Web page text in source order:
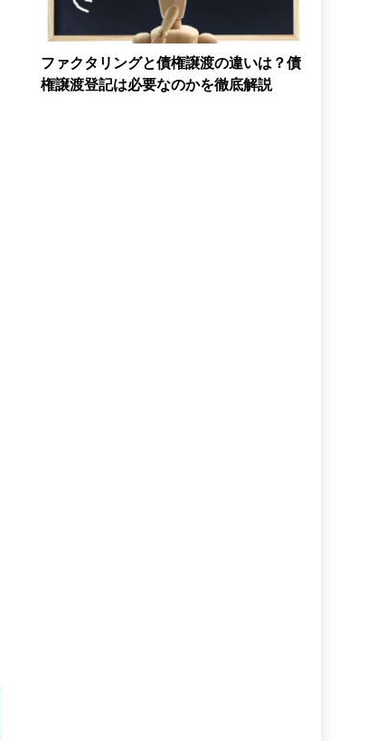
ファクタリングと債権譲渡の違いは？債
権譲渡登記は必要なのかを徹底解説